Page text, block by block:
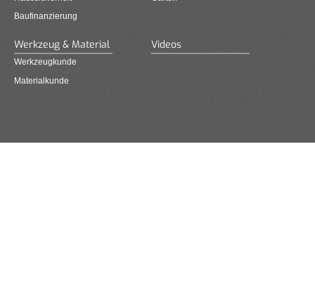
Baufinanzierung
Werkzeug & Material
Werkzeugkunde
Materialkunde
Videos